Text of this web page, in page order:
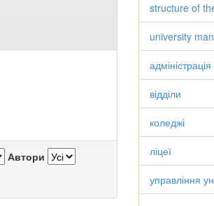
Автори
structure of
university
адміністрація
відділи
коледжі
ліцеї
управління